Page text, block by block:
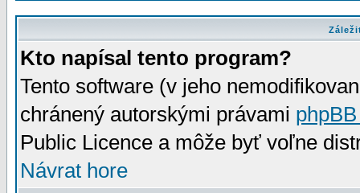
Kto napísal tento program?
Tento software (v jeho
chránený autorskými právami
Public Licence a môže byť voľne
Návrat hore